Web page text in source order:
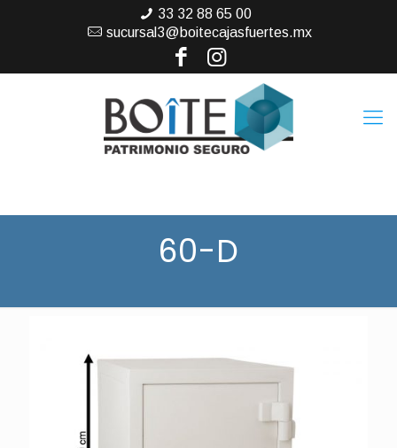
33 32 88 65 00
sucursal3@boitecajasfuertes.mx
60-D